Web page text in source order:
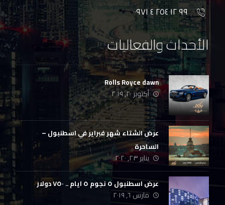
٩٩ ١٢ ٢٥٤ ٤ ٠٠٩٧١
الأحداث والفعاليات
Rolls Royce dawn
أكتوبر ٢٠, ٢٠١٩
عرض الشتاء شهر فبراير في اسطنبول –
الساحرة
يناير ٢٣, ٢٠٢٠
عرض اسطنبول ٥ نجوم ٥ ايام .. ٧٥٠ دولار
مارس ٦, ٢٠١٩